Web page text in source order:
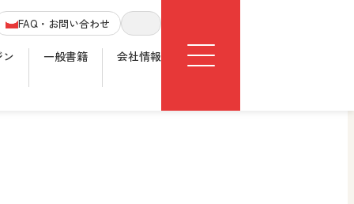
FAQ・お問い合わせ
サイト内検索
ン 一般書籍 会社情報